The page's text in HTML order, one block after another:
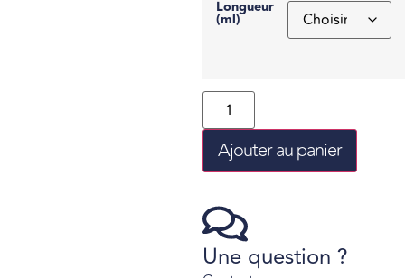
Longueur
(ml)
Ajouter au panier
Une question ?